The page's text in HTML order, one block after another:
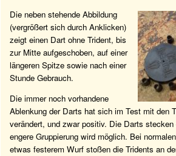
Die neben stehende Abbildung
(vergrößert sich durch Anklicken)
zeigt einen Dart ohne Trident, bis
zur Mitte aufgeschoben, auf einer
längeren Spitze sowie nach einer
Stunde Gebrauch.
Die immer noch vorhandene
Ablenkung der Darts hat sich im Test mit den
verändert, und zwar positiv. Die Darts
engere Gruppierung wird möglich. Bei
etwas festerem Wurf stoßen die Tridents an